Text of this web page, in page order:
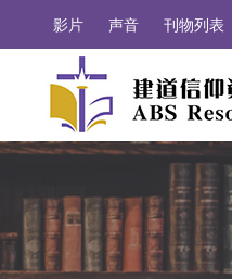
影片 声音 刊物列表